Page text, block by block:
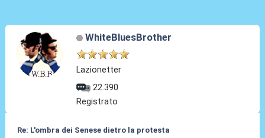
WhiteBluesBrother
Lazionetter
22.390
Registrato
Re: L'ombra dei Senese dietro la protesta